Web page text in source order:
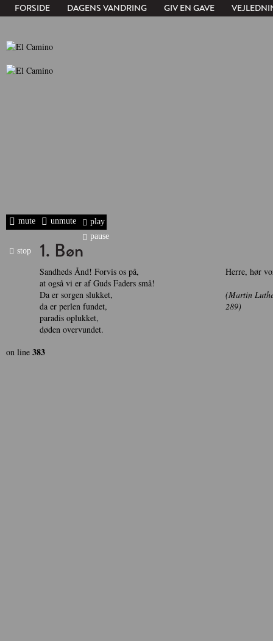
FORSIDE DAGENS VANDRING GIV EN GAVE
mute unmute
play
pause
stop
1. Bøn
Sandheds Ånd! Forvis os på,
at også vi er af Guds Faders små!
Da er sorgen slukket,
da er perlen fundet,
paradis oplukket,
døden overvundet.
Herre, hør
(Martin
289)
on line 383